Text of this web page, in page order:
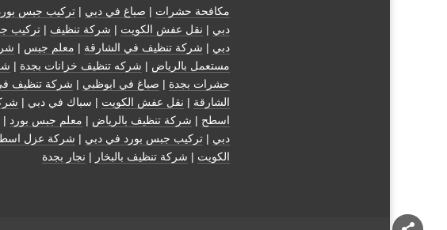
مكافحة حشرات | صباغ في دبي |تركيب جبس
دبي | نقل عفش الكويت | شركة تنظيف |تركيب
دبي | شركة تنظيف في الشارقة | معلم جبس |
مستعمل بالرياض | شركه تنظيف خزانات بجدة |
حشرات بجدة | صباغ في ابوظبي | شركة تنظيف
الشارقة | نقل عفش الكويت | سباك في دبي |
اسطح | شركة تنظيف بالرياض | معلم جبس بورد |
دبي |تركيب جبس بورد في دبي | شركة عزل
الكويت | شركة تنظيف بالبخار | نجار بجدة